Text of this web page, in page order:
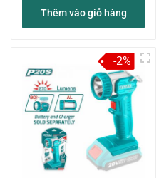
Thêm vào giỏ hàng
-2%